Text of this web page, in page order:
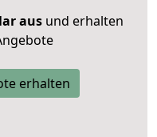
ausund erhalten
erhalten